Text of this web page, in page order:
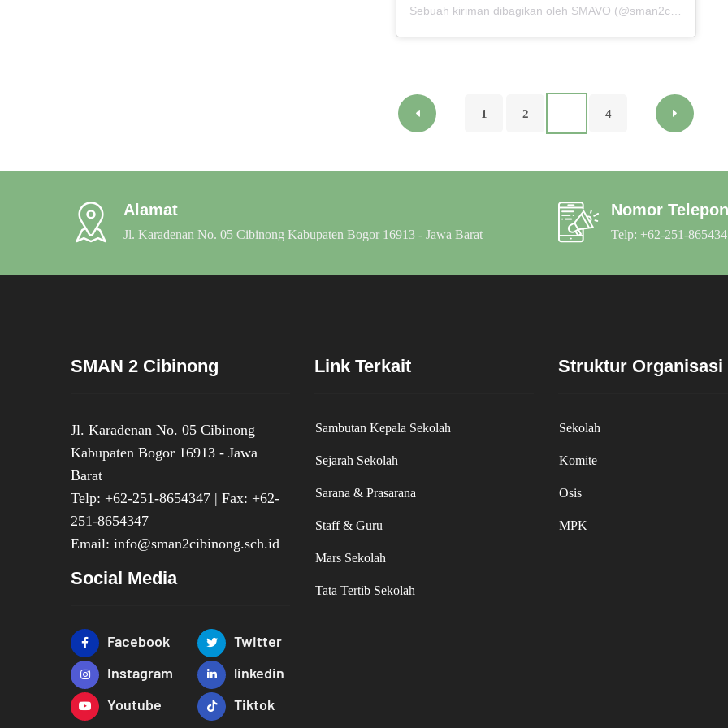
1 2 4
Alamat
Jl. Karadenan No. 05 Cibinong Kabupaten Bogor 16913 - Jawa Barat
Nomor Telepon
Telp: +62-251-
SMAN 2 Cibinong
Jl. Karadenan No. 05 Cibinong
Kabupaten Bogor 16913 - Jawa
Barat
Telp: +62-251-8654347 | Fax: +62-
251-8654347
Email: info@sman2cibinong.sch.id
Social Media
Facebook
Twitter
Instagram
linkedin
Youtube
Tiktok
Link Terkait
Sambutan Kepala Sekolah
Sejarah Sekolah
Sarana & Prasarana
Staff & Guru
Mars Sekolah
Tata Tertib Sekolah
Struktur Organisasi
Sekolah
Komite
Osis
MPK